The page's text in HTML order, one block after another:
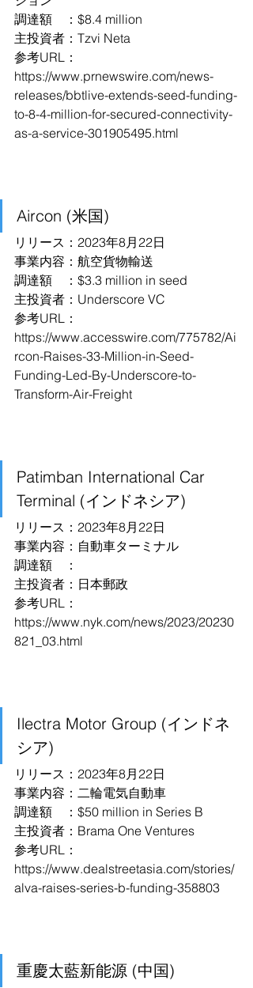
調達額　：$8.4 million
主投資者：Tzvi Neta
参考URL：
https://www.prnewswire.com/news-
releases/bbtlive-extends-seed-funding-
to-8-4-million-for-secured-connectivity-
as-a-service-301905495.html
Aircon (米国)
リリース：2023年8月22日
事業内容：航空貨物輸送
調達額　：$3.3 million in seed
主投資者：Underscore VC
参考URL：
https://www.accesswire.com/775782/Ai
rcon-Raises-33-Million-in-Seed-
Funding-Led-By-Underscore-to-
Transform-Air-Freight
Patimban International Car
Terminal (インドネシア)
リリース：2023年8月22日
事業内容：自動車ターミナル
調達額　：
主投資者：日本郵政
参考URL：
https://www.nyk.com/news/2023/20230
821_03.html
Ilectra Motor Group (インドネ
シア)
リリース：2023年8月22日
事業内容：二輪電気自動車
調達額　：$50 million in Series B
主投資者：Brama One Ventures
参考URL：
https://www.dealstreetasia.com/stories/
alva-raises-series-b-funding-358803
重慶太藍新能源 (中国)